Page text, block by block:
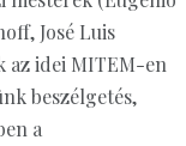
José Luis
az idei MITEM-en
beszélgetés,
a